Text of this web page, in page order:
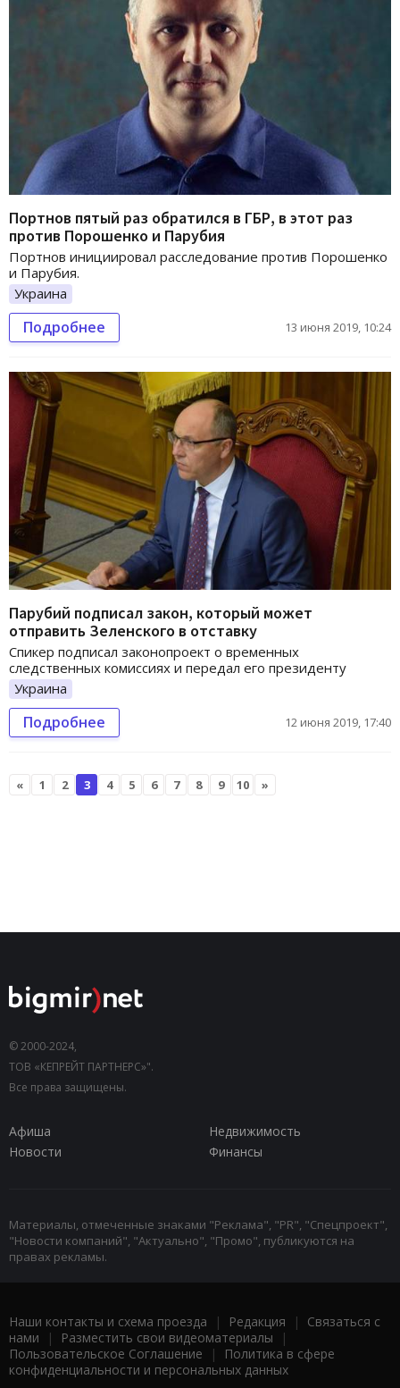
Портнов пятый раз обратился в ГБР, в этот раз
против Порошенко и Парубия
Портнов инициировал расследование против Порошенко
и Парубия.
Украина
Подробнее 13 июня 2019, 10:24
Парубий подписал закон, который может
отправить Зеленского в отставку
Спикер подписал законопроект о временных
следственных комиссиях и передал его президенту
Украина
Подробнее 12 июня 2019, 17:40
« 1 2 3 4 5 6 7 8 9 10 »
© 2000-2024,
ТОВ «КЕПРЕЙТ ПАРТНЕРС»".
Все права защищены.
Афиша
Недвижимость
Новости
Финансы
Материалы, отмеченные знаками "Реклама", "PR", "Спецпроект",
"Новости компаний", "Актуально", "Промо", публикуются на
правах рекламы.
Наши контакты и схема проезда | Редакция | Связаться с
нами | Разместить свои видеоматериалы |
Пользовательское Соглашение |
Политика в сфере
конфиденциальности и персональных данных